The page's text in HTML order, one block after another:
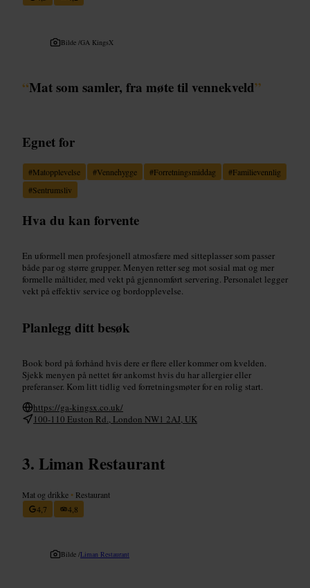
Bilde /GA KingsX
“Mat som samler, fra møte til vennekveld”
Egnet for
#Matopplevelse #Vennehygge #Forretningsmiddag #Familievennlig
#Sentrumsliv
Hva du kan forvente
En uformell men profesjonell atmosfære med sitteplasser som passer
både par og større grupper. Menyen retter seg mot sosial mat og mer
formelle måltider, med vekt på gjennomført servering. Personalet legger
vekt på effektiv service og bordopplevelse.
Planlegg ditt besøk
Book bord på forhånd hvis dere er flere eller kommer om kvelden.
Sjekk menyen på nettet før ankomst hvis du har allergier eller
preferanser. Kom litt tidlig ved forretningsmøter for en rolig start.
https://ga-kingsx.co.uk/
100-110 Euston Rd., London NW1 2AJ, UK
Liman Restaurant
Mat og drikke • Restaurant
4,7
4,8
Bilde /Liman Restaurant